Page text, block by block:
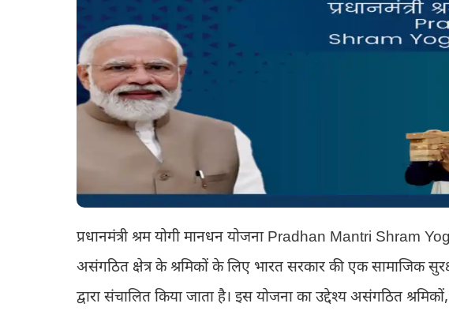
प्रधानमंत्री श्रम योगी मानधन योजना Pradhan Mantri Shram
असंगठित क्षेत्र के श्रमिकों के लिए भारत सरकार की एक सामाजिक
द्वारा संचालित किया जाता है। इस योजना का उद्देश्य असंगठित